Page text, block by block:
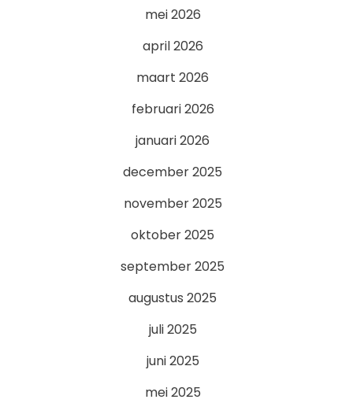
mei 2026
april 2026
maart 2026
februari 2026
januari 2026
december 2025
november 2025
oktober 2025
september 2025
augustus 2025
juli 2025
juni 2025
mei 2025